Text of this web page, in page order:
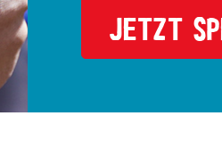
JETZT